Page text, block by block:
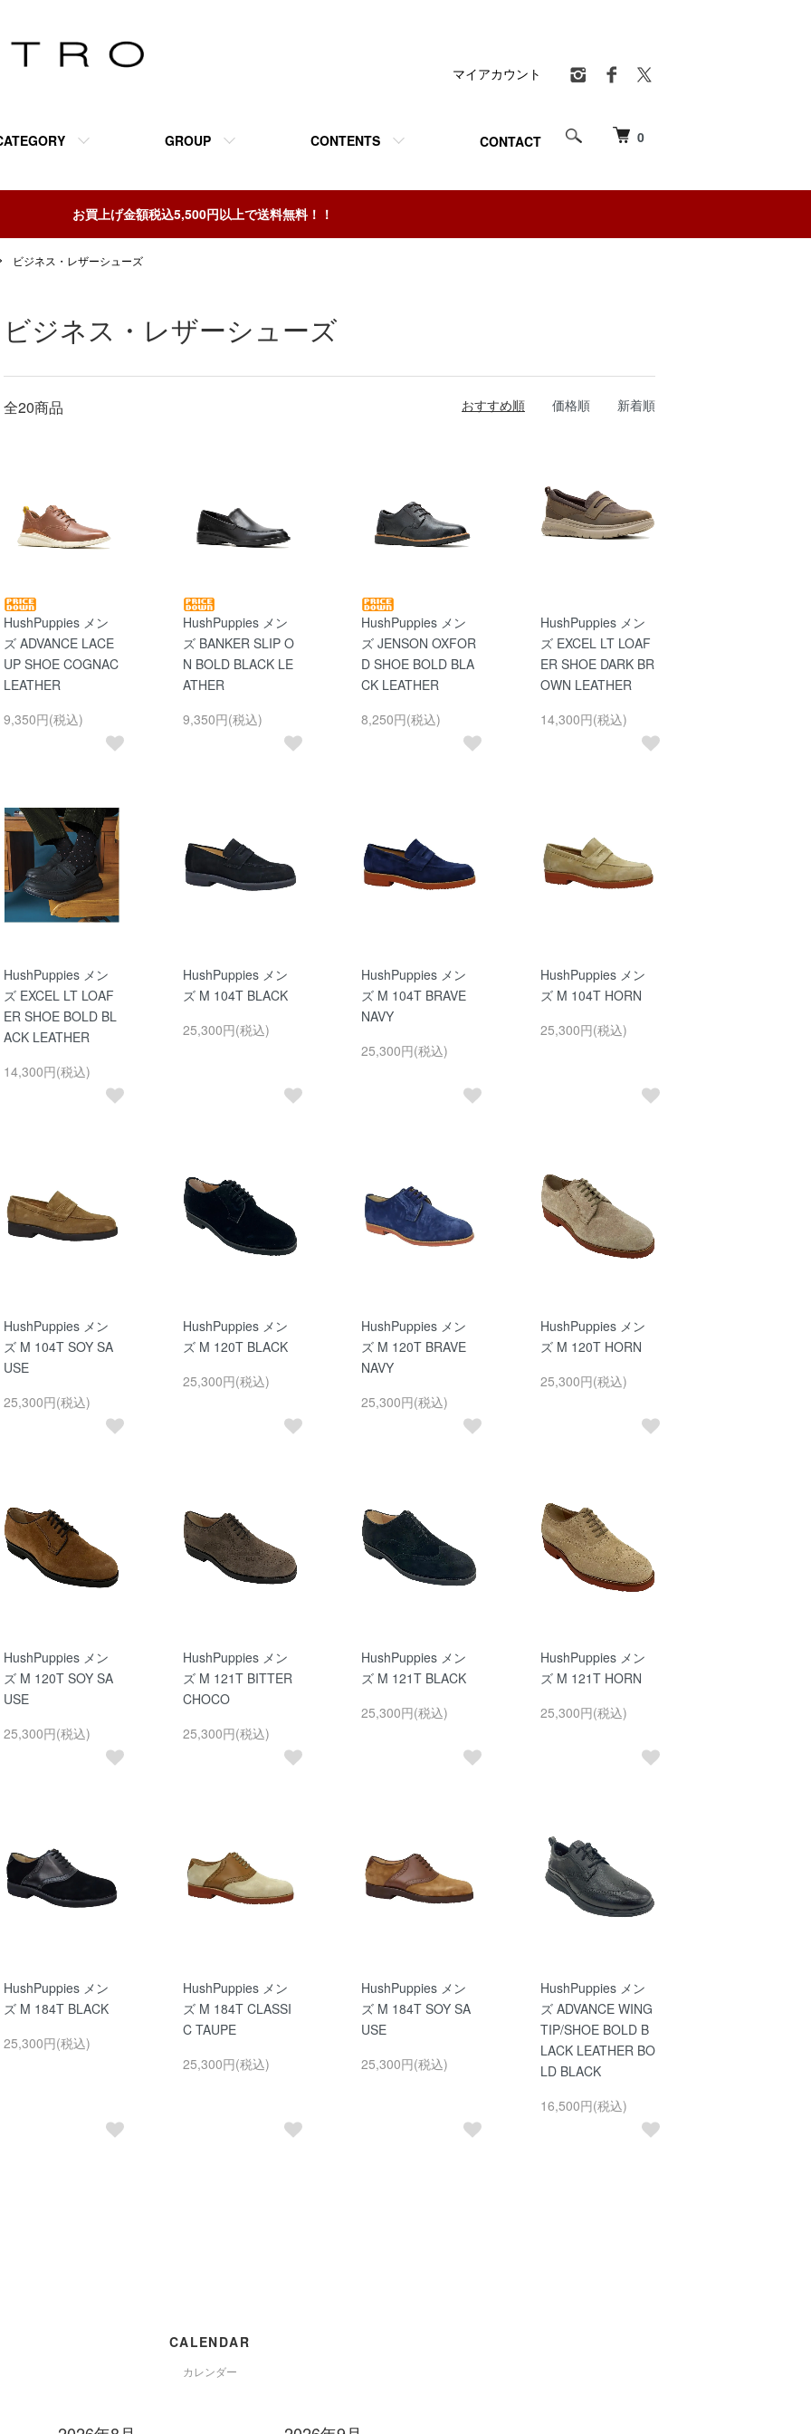
0
GROUP CONTENTS CONTACT
マイアカウント
お買上げ金額税込5,500円以上で送料無料！！
ビジネス・レザーシューズ
ビジネス・レザーシューズ
全20商品 おすすめ順 価格順 新着順
HushPuppies メン
ズ ADVANCE LACE
UP SHOE COGNAC
LEATHER
9,350円(税込)
HushPuppies メン
ズ BANKER SLIP O
N BOLD BLACK LE
ATHER
9,350円(税込)
HushPuppies メン
ズ JENSON OXFOR
D SHOE BOLD BLA
CK LEATHER
8,250円(税込)
HushPuppies メン
ズ EXCEL LT LOAF
ER SHOE DARK BR
OWN LEATHER
14,300円(税込)
HushPuppies メン
ズ EXCEL LT LOAF
ER SHOE BOLD BL
ACK LEATHER
14,300円(税込)
HushPuppies メン
ズ M 104T BLACK
25,300円(税込)
HushPuppies メン
ズ M 104T BRAVE
NAVY
25,300円(税込)
HushPuppies メン
ズ M 104T HORN
25,300円(税込)
HushPuppies メン
ズ M 104T SOY SA
USE
25,300円(税込)
HushPuppies メン
ズ M 120T BLACK
25,300円(税込)
HushPuppies メン
ズ M 120T BRAVE
NAVY
25,300円(税込)
HushPuppies メン
ズ M 120T HORN
25,300円(税込)
HushPuppies メン
ズ M 120T SOY SA
USE
25,300円(税込)
HushPuppies メン
ズ M 121T BITTER
CHOCO
25,300円(税込)
HushPuppies メン
ズ M 121T BLACK
25,300円(税込)
HushPuppies メン
ズ M 121T HORN
25,300円(税込)
HushPuppies メン
ズ M 184T BLACK
25,300円(税込)
HushPuppies メン
ズ M 184T CLASSI
C TAUPE
25,300円(税込)
HushPuppies メン
ズ M 184T SOY SA
USE
25,300円(税込)
HushPuppies メン
ズ ADVANCE WING
TIP/SHOE BOLD B
LACK LEATHER BO
LD BLACK
16,500円(税込)
CALENDAR
カレンダー